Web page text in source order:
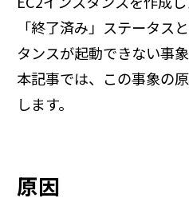
「終了済み」ステータス
タンスが起動できない事
本記事では、この事象の
します。
原因